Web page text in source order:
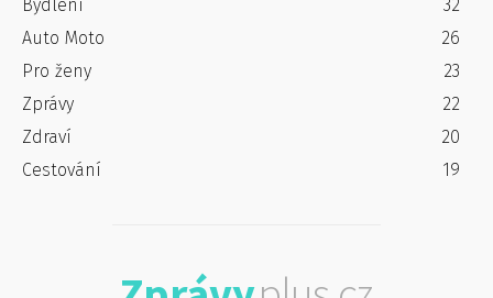
Bydlení
32
Auto Moto
26
Pro ženy
23
Zprávy
22
Zdraví
20
Cestování
19